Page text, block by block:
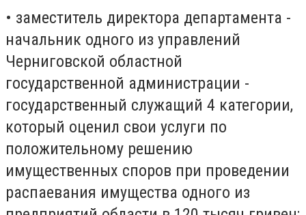
• заместитель директора департамента -
начальник одного из управлений
Черниговской областной
государственной администрации -
государственный служащий 4 категории,
который оценил свои услуги по
положительному решению
имущественных споров при проведении
распаевания имущества одного из